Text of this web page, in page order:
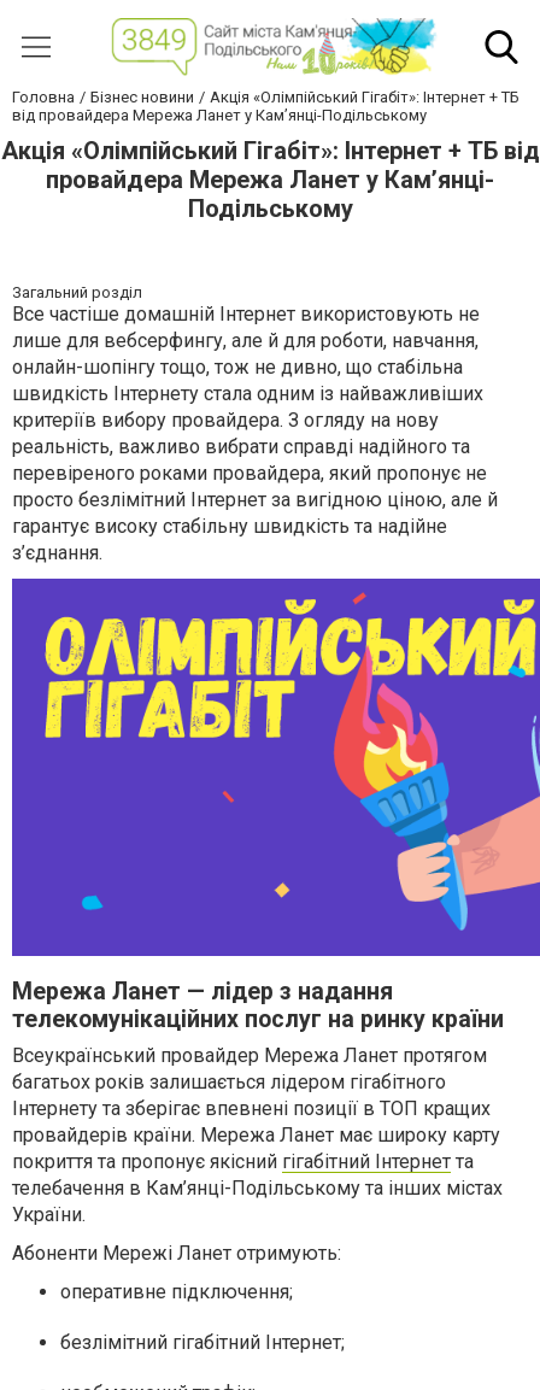
Головна Бізнес новини
Акція «Олімпійський Гігабіт»: Інтернет + ТБ
від провайдера Мережа Ланет у Кам’янці-Подільському
Акція «Олімпійський Гігабіт»: Інтернет + ТБ від
провайдера Мережа Ланет у Кам’янці-
Подільському
Загальний розділ
Все частіше домашній Інтернет використовують не
лише для вебсерфингу, але й для роботи, навчання,
онлайн-шопінгу тощо, тож не дивно, що стабільна
швидкість Інтернету стала одним із найважливіших
критеріїв вибору провайдера. З огляду на нову
реальність, важливо вибрати справді надійного та
перевіреного роками провайдера, який пропонує не
просто безлімітний Інтернет за вигідною ціною, але й
гарантує високу стабільну швидкість та надійне
з’єднання.
Мережа Ланет — лідер з надання
телекомунікаційних послуг на ринку країни
Всеукраїнський провайдер Мережа Ланет протягом
багатьох років залишається лідером гігабітного
Інтернету та зберігає впевнені позиції в ТОП кращих
провайдерів країни. Мережа Ланет має широку карту
покриття та пропонує якісний гігабітний Інтернет та
телебачення в Кам’янці-Подільському та інших містах
України.
Абоненти Мережі Ланет отримують:
оперативне підключення;
безлімітний гігабітний Інтернет;